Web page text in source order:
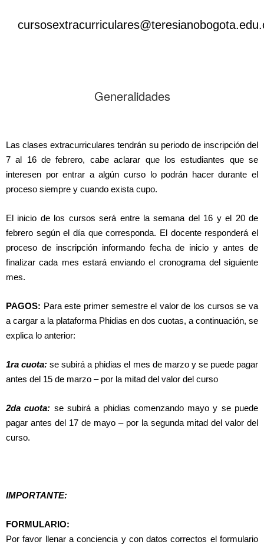
Generalidades
Las clases extracurriculares tendrán su periodo de inscripción del
7 al 16 de febrero, cabe aclarar que los estudiantes que se
interesen por entrar a algún curso lo podrán hacer durante el
proceso siempre y cuando exista cupo.
El inicio de los cursos será entre la semana del 16 y el 20 de
febrero según el día que corresponda. El docente responderá el
proceso de inscripción informando fecha de inicio y antes de
finalizar cada mes estará enviando el cronograma del siguiente
mes.
PAGOS: Para este primer semestre el valor de los cursos se va
a cargar a la plataforma Phidias en dos cuotas, a continuación, se
explica lo anterior:
1ra cuota: se subirá a phidias el mes de marzo y se puede pagar
antes del 15 de marzo – por la mitad del valor del curso
2da cuota: se subirá a phidias comenzando mayo y se puede
pagar antes del 17 de mayo – por la segunda mitad del valor del
curso.
IMPORTANTE:
FORMULARIO:
Por favor llenar a conciencia y con datos correctos el formulario